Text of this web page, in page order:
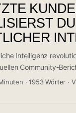
Intelligenz
Community-
während sie
·1953 Wörter ·